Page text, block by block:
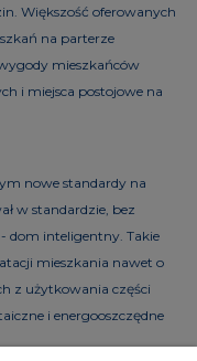
Większość oferowanych
na parterze
mieszkańców
i miejsca postojowe na
nowe standardy na
w standardzie, bez
dom inteligentny. Takie
mieszkania nawet o
z użytkowania części
i energooszczędne